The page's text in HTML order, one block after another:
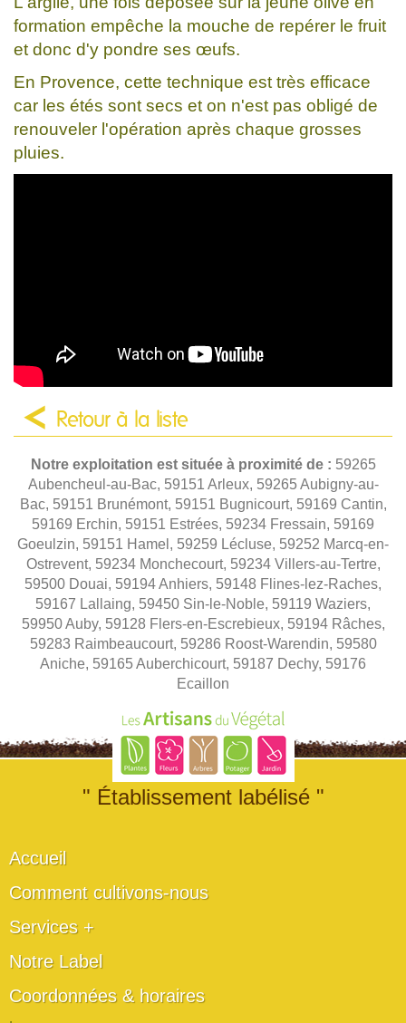
formation empêche la mouche de repérer le fruit
et donc d'y pondre ses œufs.
En Provence, cette technique est très efficace
car les étés sont secs et on n'est pas obligé de
renouveler l'opération après chaque grosses
pluies.
Retour à la liste
Notre exploitation est située à proximité de : 59265
Aubencheul-au-Bac, 59151 Arleux, 59265 Aubigny-au-
Bac, 59151 Brunémont, 59151 Bugnicourt, 59169 Cantin,
59169 Erchin, 59151 Estrées, 59234 Fressain, 59169
Goeulzin, 59151 Hamel, 59259 Lécluse, 59252 Marcq-en-
Ostrevent, 59234 Monchecourt, 59234 Villers-au-Tertre,
59500 Douai, 59194 Anhiers, 59148 Flines-lez-Raches,
59167 Lallaing, 59450 Sin-le-Noble, 59119 Waziers,
59950 Auby, 59128 Flers-en-Escrebieux, 59194 Râches,
59283 Raimbeaucourt, 59286 Roost-Warendin, 59580
Aniche, 59165 Auberchicourt, 59187 Dechy, 59176
Ecaillon
" Établissement labélisé "
Accueil
Comment cultivons-nous
Services +
Notre Label
Coordonnées & horaires